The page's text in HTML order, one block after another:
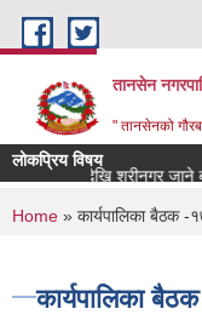
Skip to main content
तानसेन
" तानसेनको
लोकप्रिय विषय
You are
Home » कार्यपालिका बैठक -
कार्यपालिका